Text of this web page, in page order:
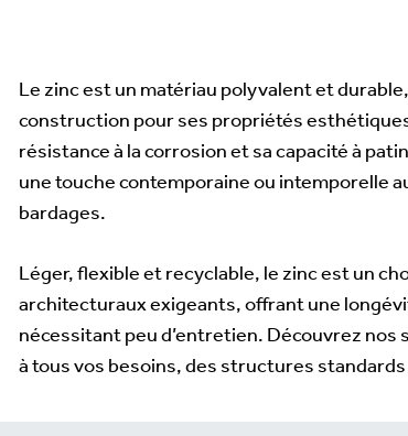
Le zinc est un matériau polyvalent et
construction pour ses propriétés
résistance à la corrosion et sa capacité à
une touche contemporaine ou intemporelle
bardages.
Léger, flexible et recyclable, le zinc est un
architecturaux exigeants, offrant une
nécessitant peu d’entretien. Découvrez
à tous vos besoins, des structures